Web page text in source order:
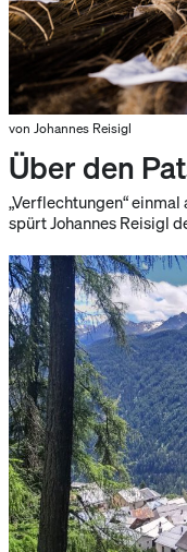
von Johannes Reisigl
Über den
„Verflechtungen“
spürt Johannes Reisigl